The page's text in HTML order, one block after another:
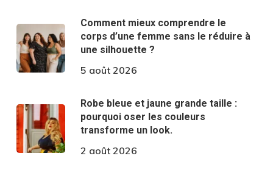
Comment mieux comprendre le
corps d’une femme sans le réduire à
une silhouette ?
5 août 2026
Robe bleue et jaune grande taille :
pourquoi oser les couleurs
transforme un look.
2 août 2026